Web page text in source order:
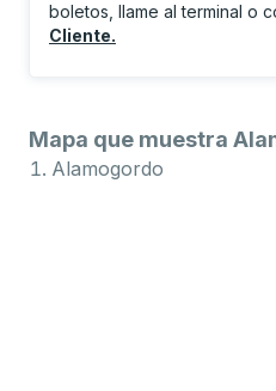
boletos, llame al terminal o
Cliente.
Mapa que muestra
Alamogordo